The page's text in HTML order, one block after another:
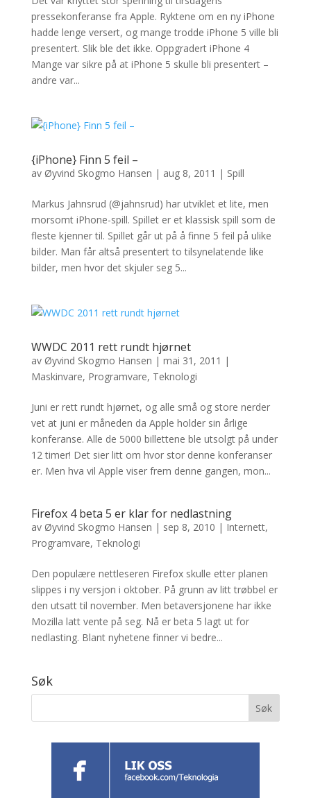
pressekonferanse fra Apple. Ryktene om en ny iPhone
hadde lenge versert, og mange trodde iPhone 5 ville bli
presentert. Slik ble det ikke. Oppgradert iPhone 4
Mange var sikre på at iPhone 5 skulle bli presentert –
andre var...
{iPhone} Finn 5 feil –
av Øyvind Skogmo Hansen | aug 8, 2011 | Spill
Markus Jahnsrud (@jahnsrud) har utviklet et lite, men
morsomt iPhone-spill. Spillet er et klassisk spill som de
fleste kjenner til. Spillet går ut på å finne 5 feil på ulike
bilder. Man får altså presentert to tilsynelatende like
bilder, men hvor det skjuler seg 5...
WWDC 2011 rett rundt hjørnet
av Øyvind Skogmo Hansen | mai 31, 2011 |
Maskinvare, Programvare, Teknologi
Juni er rett rundt hjørnet, og alle små og store nerder
vet at juni er måneden da Apple holder sin årlige
konferanse. Alle de 5000 billettene ble utsolgt på under
12 timer! Det sier litt om hvor stor denne konferanser
er. Men hva vil Apple viser frem denne gangen, mon...
Firefox 4 beta 5 er klar for nedlastning
av Øyvind Skogmo Hansen | sep 8, 2010 | Internett,
Programvare, Teknologi
Den populære nettleseren Firefox skulle etter planen
slippes i ny versjon i oktober. På grunn av litt trøbbel er
den utsatt til november. Men betaversjonene har ikke
Mozilla latt vente på seg. Nå er beta 5 lagt ut for
nedlasting. Blant nyhetene finner vi bedre...
Søk